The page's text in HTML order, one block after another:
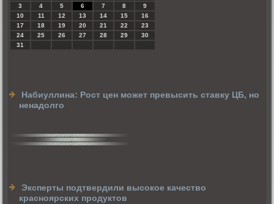
3
4 5 6 7 8
9
10
11 12 13 14 15
16
17
18 19 20 21 22
23
24
25 26 27 28 29
30
31
Набиуллина: Рост цен может превысить ставку ЦБ, но
ненадолго
Эксперты подтвердили высокое качество
красноярских продуктов